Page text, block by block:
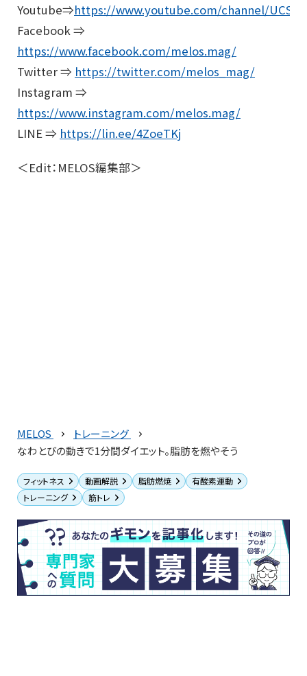
Youtube⇒https://www.youtube.com/channel/
Facebook ⇒
https://www.facebook.com/melos.mag/
Twitter ⇒ https://twitter.com/melos_mag/
Instagram ⇒
https://www.instagram.com/melos.mag/
LINE ⇒ https://lin.ee/4ZoeTKj
＜Edit：MELOS編集部＞
MELOS
トレーニング
なわとびの動きで1分間ダイエット。脂肪を燃やそう
フィットネス 動画解説 脂肪燃焼
有酸素運動
トレーニング
筋トレ